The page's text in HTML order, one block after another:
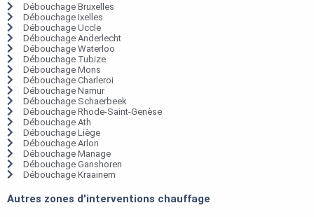
Débouchage Bruxelles
Débouchage Ixelles
Débouchage Uccle
Débouchage Anderlecht
Débouchage Waterloo
Débouchage Tubize
Débouchage Mons
Débouchage Charleroi
Débouchage Namur
Débouchage Schaerbeek
Débouchage Rhode-Saint-Genèse
Débouchage Ath
Débouchage Liège
Débouchage Arlon
Débouchage Manage
Débouchage Ganshoren
Débouchage Kraainem
Autres zones d'interventions chauffage